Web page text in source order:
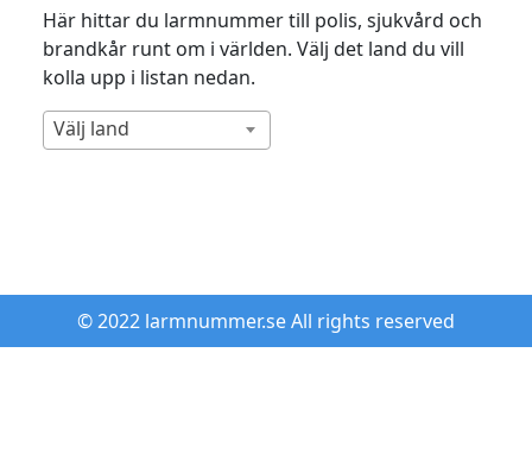
Här hittar du larmnummer till polis, sjukvård och
brandkår runt om i världen. Välj det land du vill
kolla upp i listan nedan.
Välj land
© 2022 larmnummer.se All rights reserved